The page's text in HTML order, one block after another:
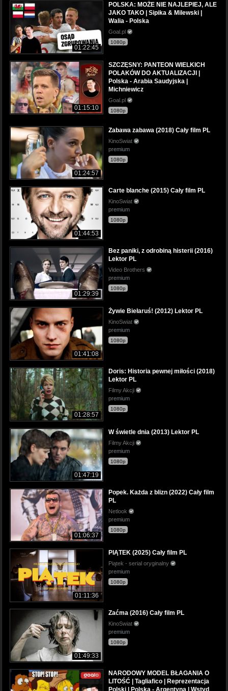
01:22:45
POLSKA: MOŻE NIE NAJLEPIEJ, ALE
JAKO TAKO | Sipika & Milewski |
Walia - Polska
Goal.pl
1080p
01:15:10
SZCZĘSNY: PANTEON WIELKICH
POLAKÓW DO AKTUALIZACJI |
Polska - Arabia Saudyjska |
Michniewicz
Goal.pl
1080p
01:24:57
Zabawa zabawa (2018) Cały film PL
KinoSwiat
premium
1080p
01:44:53
Carte blanche (2015) Cały film PL
KinoSwiat
premium
1080p
01:29:39
Bez paniki, z odrobiną histerii (2016)
Lektor PL
Video Brothers
premium
1080p
01:41:08
Żywie Biełaruś! (2012) Lektor PL
KinoSwiat
premium
1080p
01:28:57
Doris: Historia pewnej miłości (2018)
Lektor PL
Filmy Akcji
premium
1080p
01:47:19
W świetle dnia (2013) Lektor PL
Filmy Akcji
premium
1080p
01:06:37
Popek. Każda z blizn (2022) Cały film
PL
Netlook
premium
1080p
01:11:36
PIĄTEK (2025) Cały film PL
Piątek - serial oryginalny
premium
1080p
01:49:33
Zaćma (2016) Cały film PL
KinoSwiat
premium
1080p
NARODOWY MODEL BŁAGANIA O
LITOŚĆ | Tagliafico | Reprezentacja
Polski | Polska - Argentyna | Wstyd